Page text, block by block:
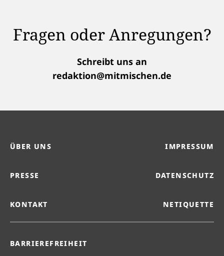
Fragen oder Anregungen?
Schreibt uns an
redaktion@mitmischen.de
ÜBER UNS IMPRESSUM
PRESSE DATENSCHUTZ
KONTAKT NETIQUETTE
BARRIEREFREIHEIT